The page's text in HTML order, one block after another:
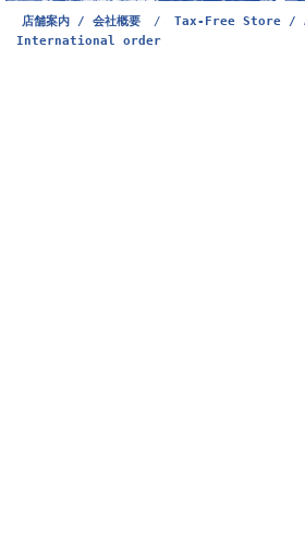
店舗案内 / 会社概要 /
Tax-Free Store /
International order